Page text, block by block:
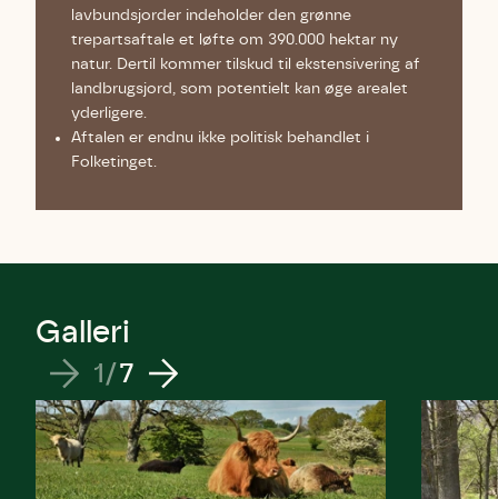
lavbundsjorder indeholder den grønne
trepartsaftale et løfte om 390.000 hektar ny
natur. Dertil kommer tilskud til ekstensivering af
landbrugsjord, som potentielt kan øge arealet
yderligere.
Aftalen er endnu ikke politisk behandlet i
Folketinget.
Galleri
1 /7
Email
Telefon
Email
Telefon
Email
Telefon